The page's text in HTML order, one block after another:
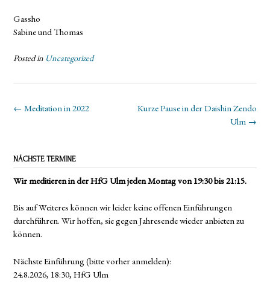
Gassho
Sabine und Thomas
Posted in Uncategorized
Post
Kurze Pause in der Daishin Zendo
Ulm →
← Meditation in 2022
NÄCHSTE TERMINE
Wir meditieren in der HfG Ulm jeden Montag von 19:30 bis 21:15.
Bis auf Weiteres können wir leider keine offenen Einführungen
durchführen. Wir hoffen, sie gegen Jahresende wieder anbieten zu
können.
Nächste Einführung (bitte vorher anmelden):
24.8.2026, 18:30, HfG Ulm